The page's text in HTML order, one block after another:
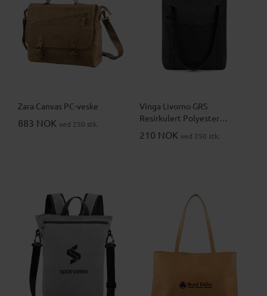
Zara Canvas PC-veske
883 NOK ved 250 stk.
Vinga Livorno GRS
Resirkulert Polyester
Totebag
210 NOK ved 250 stk.